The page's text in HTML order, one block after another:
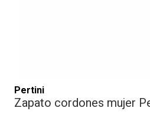
Pertini
Zapato cordones mujer